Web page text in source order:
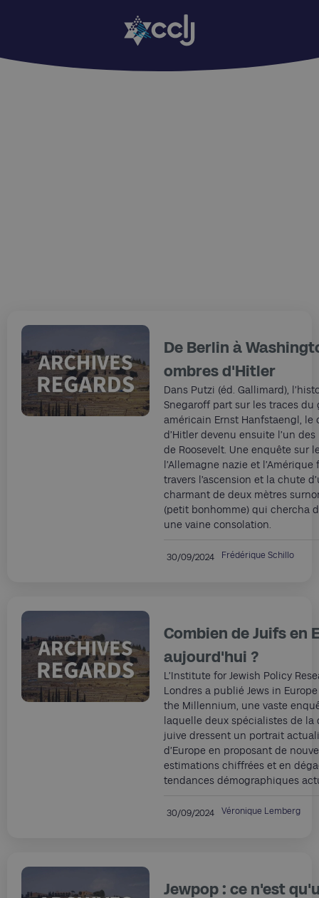
De Berlin à
ombres d'Hitler
Dans Putzi (éd. Gallimard),
Snegaroff part sur les traces du
américain Ernst Hanfstaengl, le
d’Hitler devenu ensuite l’un
de Roosevelt. Une enquête sur
l’Allemagne nazie et l’Amérique
travers l’ascension et la chute
charmant de deux mètres
(petit bonhomme) qui chercha
une vaine consolation.
30/09/2024 Frédérique Schillo
Combien de Juifs en
aujourd'hui ?
L’Institute for Jewish Policy
Londres a publié Jews in
the Millennium, une vaste
laquelle deux spécialistes de la
juive dressent un portrait
d’Europe en proposant de
estimations chiffrées et en
tendances démographiques
30/09/2024 Véronique Lemberg
Jewpop : ce n'est